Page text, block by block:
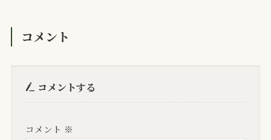
コメント
コメントする
コメント ※